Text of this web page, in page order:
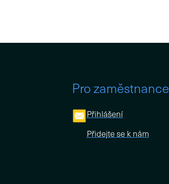
Pro zaměstnance
Přihlášení
Přidejte se k nám